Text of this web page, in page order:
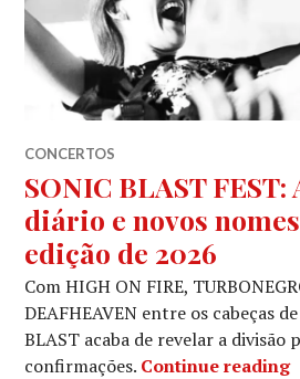
CONCERTOS
SONIC BLAST
diário e novos
edição de 2026
Com HIGH ON FIRE,
DEAFHEAVEN entre os cabeças
BLAST acaba de revelar a divisão
confirmações. Continue reading